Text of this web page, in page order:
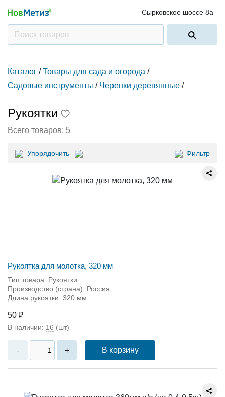
Сырковское шоссе 8а
Каталог / Товары для сада и огорода /
Садовые инструменты / Черенки деревянные /
Рукоятки
Всего товаров: 5
Упорядочить Фильтр
Рукоятка для молотка, 320 мм
Тип товара: Рукоятки
Производство (страна): Россия
Длина рукоятки: 320 мм
50 ₽
В наличии: 16 (шт)
- + В корзину